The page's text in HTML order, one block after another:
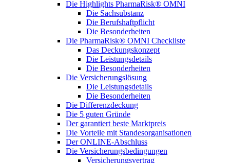
Die Highlights PharmaRisk® OMNI
Die Sachsubstanz
Die Berufshaftpflicht
Die Besonderheiten
Die PharmaRisk® OMNI Checkliste
Das Deckungskonzept
Die Leistungsdetails
Die Besonderheiten
Die Versicherungslösung
Die Leistungsdetails
Die Besonderheiten
Die Differenzdeckung
Die 5 guten Gründe
Der garantiert beste Marktpreis
Die Vorteile mit Standesorganisationen
Der ONLINE-Abschluss
Die Versicherungsbedingungen
Versicherungsvertrag